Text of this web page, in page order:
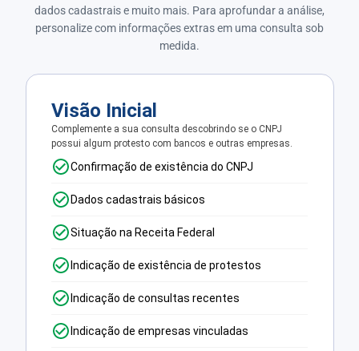
dados cadastrais e muito mais. Para aprofundar a análise,
personalize com informações extras em uma consulta sob
medida.
Visão Inicial
Complemente a sua consulta descobrindo se o CNPJ
possui algum protesto com bancos e outras empresas.
Confirmação de existência do CNPJ
Dados cadastrais básicos
Situação na Receita Federal
Indicação de existência de protestos
Indicação de consultas recentes
Indicação de empresas vinculadas